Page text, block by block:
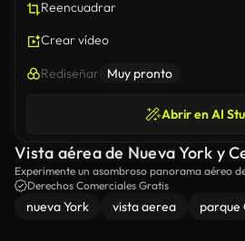
Reencuadrar
Crear vídeo
Rediseñar Muy pronto
Abrir en AI
Vista aérea de Nueva York y
Experimente un asombroso panorama aéreo
mostrando los icónicos rascacielos y la verde
corazón de Manhattan, bañado en la calurosa
Derechos Comerciales Gratis
nueva York vista aerea parque